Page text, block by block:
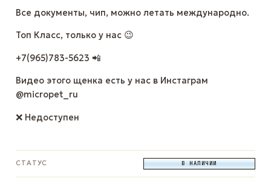
Все документы, чип, можно летать международно.
Топ Класс, только у нас 😉
+7(965)783-5623 📲
Видео этого щенка есть у нас в Инстаграм
@micropet_ru
❌ Недоступен
СТАТУС В НАЛИЧИИ